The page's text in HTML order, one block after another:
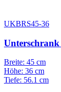
UKBRS45-36
Breite: 45 cm
Höhe: 36 cm
Tiefe: 56.1 cm